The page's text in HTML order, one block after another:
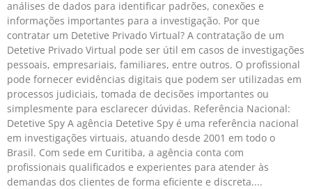
análises de dados para identificar padrões, conexões e
informações importantes para a investigação. Por que
contratar um Detetive Privado Virtual? A contratação de um
Detetive Privado Virtual pode ser útil em casos de investigações
pessoais, empresariais, familiares, entre outros. O profissional
pode fornecer evidências digitais que podem ser utilizadas em
processos judiciais, tomada de decisões importantes ou
simplesmente para esclarecer dúvidas. Referência Nacional:
Detetive Spy A agência Detetive Spy é uma referência nacional
em investigações virtuais, atuando desde 2001 em todo o
Brasil. Com sede em Curitiba, a agência conta com
profissionais qualificados e experientes para atender às
demandas dos clientes de forma eficiente e discreta.